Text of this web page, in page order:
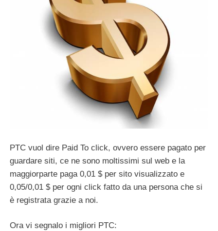
PTC vuol dire Paid To click, ovvero essere pagato per
guardare siti, ce ne sono moltissimi sul web e la
maggiorparte paga 0,01 $ per sito visualizzato e
0,05/0,01 $ per ogni click fatto da una persona che si
è registrata grazie a noi.
Ora vi segnalo i migliori PTC: